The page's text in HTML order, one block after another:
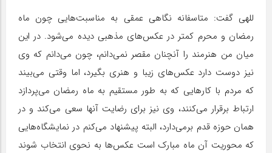
للهی گفت: متاسفانه نگاهی عمقی به مناسبت‌هایی چون ماه
رمضان و محرم کمتر در عکس‌های مذهبی دیده می‌شود. در این
میان من هنرمند را آنچنان مقصر نمی‌دانم، چون می‌دانم که وی
نیز دوست دارد عکس‌های زیبا و هنری بگیرد، اما وقتی می‌بیند
که مردم با کارهایی که به طور مستقیم به ماه رمضان می‌پردازد
ارتباط برقرار می‌کنند، وی نیز برای رضایت آنها سعی می‌کند و در
همان حوزه قدم برمی‌دارد، البته پیشنهاد می‌کنم در نمایشگاه‌هایی
که محوریت آن ماه مبارک است عکس‌ها به نحوی انتخاب شوند